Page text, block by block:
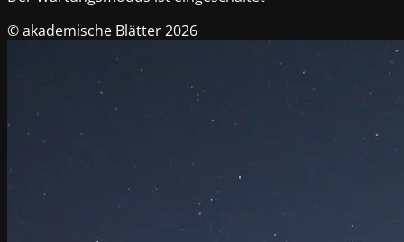
© akademische Blätter 2026